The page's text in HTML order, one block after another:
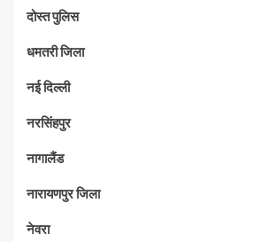
दोस्त पुलिस
धमतरी जिला
नई दिल्ली
नरसिंहपुर
नागालैंड
नारायणपुर जिला
नेवरा